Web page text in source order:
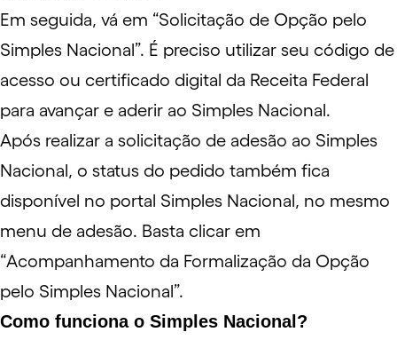
Em seguida, vá em “Solicitação de Opção pelo
Simples Nacional”. É preciso utilizar seu código de
acesso ou certificado digital da Receita Federal
para avançar e aderir ao Simples Nacional.
Após realizar a solicitação de adesão ao Simples
Nacional, o status do pedido também fica
disponível no portal Simples Nacional, no mesmo
menu de adesão. Basta clicar em
“Acompanhamento da Formalização da Opção
pelo Simples Nacional”.
Como funciona o Simples Nacional?